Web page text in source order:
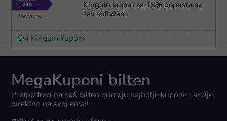
Kinguin kupon za 15% popusta na
sav software
Svi Kinguin kuponi
MegaKuponi bilten
Pretplatnici na naš bilten primaju najbolje kupone i akcije
direktno na svoj email.